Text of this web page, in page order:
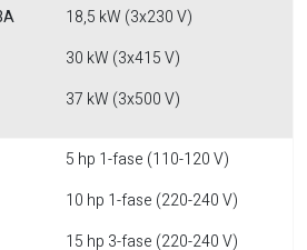
18,5 kW (3x230 V)
30 kW (3x415 V)
37 kW (3x500 V)
5 hp 1-fase (110-120 V)
10 hp 1-fase (220-240 V)
15 hp 3-fase (220-240 V)